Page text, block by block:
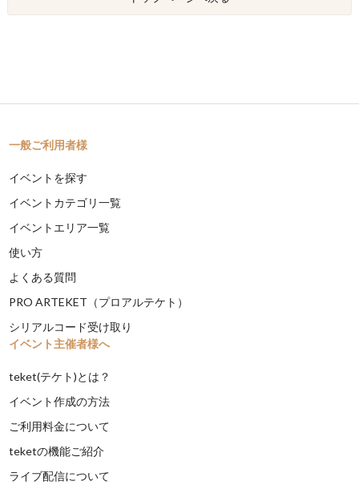
一般ご利用者様
イベントを探す
イベントカテゴリ一覧
イベントエリア一覧
使い方
よくある質問
PRO ARTEKET（プロアルテケト）
シリアルコード受け取り
イベント主催者様へ
teket(テケト)とは？
イベント作成の方法
ご利用料金について
teketの機能ご紹介
ライブ配信について